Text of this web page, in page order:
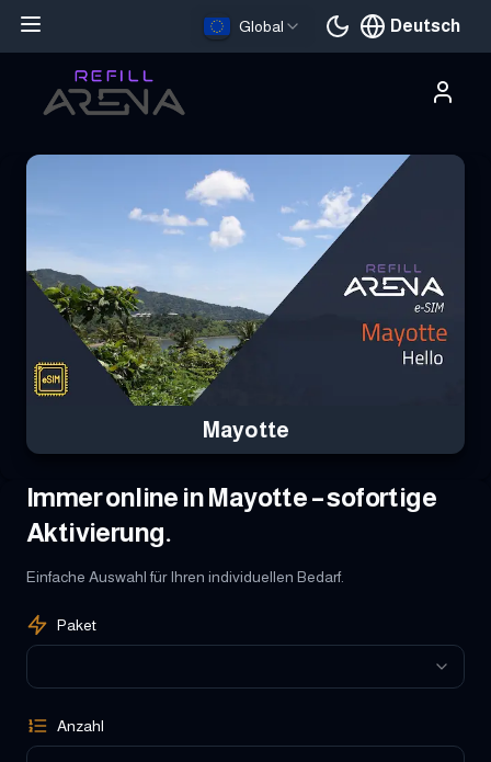
Global Deutsch
Aktuelle Sprache
Mayotte
Immer online in Mayotte – sofortige
Aktivierung.
Einfache Auswahl für Ihren individuellen Bedarf.
Paket
Anzahl